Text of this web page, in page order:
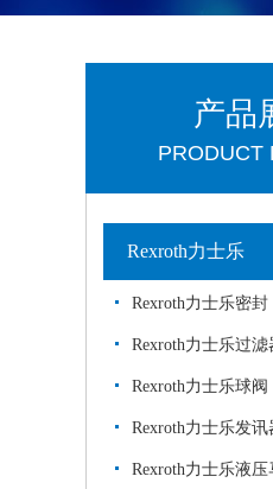
产品
PRODUCT
Rexroth力士乐
Rexroth力士乐密封
Rexroth力士乐过滤
Rexroth力士乐球阀
Rexroth力士乐发讯
Rexroth力士乐液压